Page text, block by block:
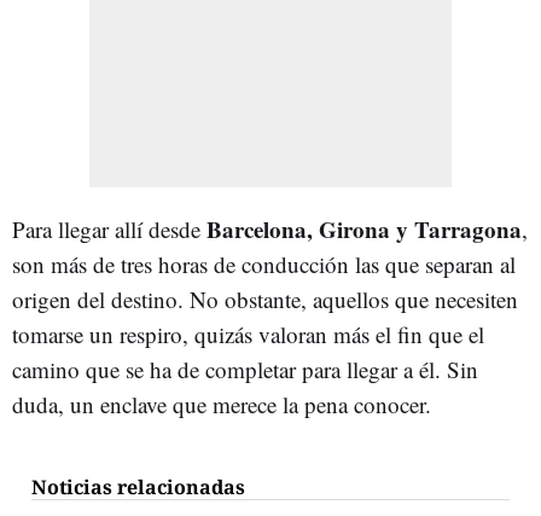
Para llegar allí desde Barcelona, Girona y Tarragona,
son más de tres horas de conducción las que separan al
origen del destino. No obstante, aquellos que necesiten
tomarse un respiro, quizás valoran más el fin que el
camino que se ha de completar para llegar a él. Sin
duda, un enclave que merece la pena conocer.
Noticias relacionadas